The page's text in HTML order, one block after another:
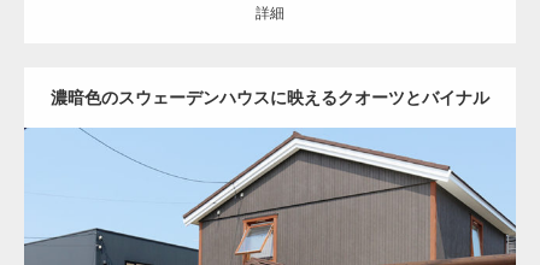
詳細
濃暗色のスウェーデンハウスに映えるクオーツとバイナル
セミクローズ アプローチ 門柱・機能門柱
フェンス